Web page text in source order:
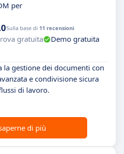
per
Sulla base di 11 recensioni
gratuita
Demo gratuita
la gestione dei documenti con
e condivisione sicura
di lavoro.
di più